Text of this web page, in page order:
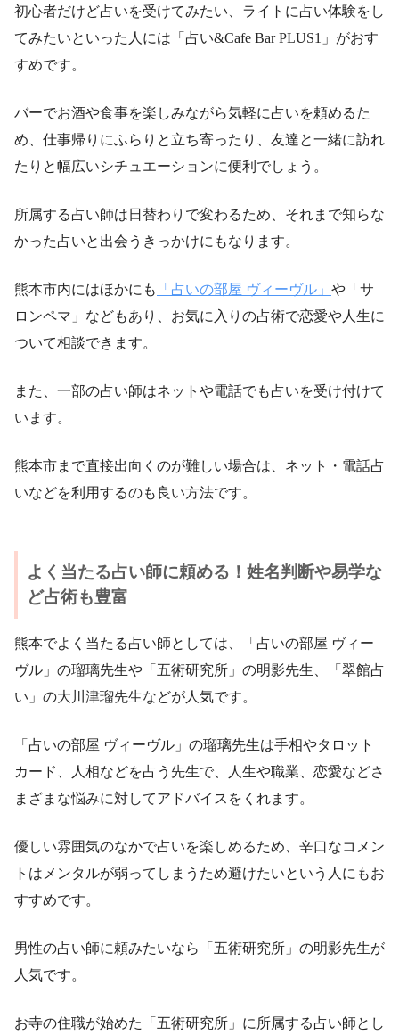
初心者だけど占いを受けてみたい、ライトに占い体験をし
てみたいといった人には「占い&Cafe Bar PLUS1」がおす
すめです。
バーでお酒や食事を楽しみながら気軽に占いを頼めるた
め、仕事帰りにふらりと立ち寄ったり、友達と一緒に訪れ
たりと幅広いシチュエーションに便利でしょう。
所属する占い師は日替わりで変わるため、それまで知らな
かった占いと出会うきっかけにもなります。
熊本市内にはほかにも 「占いの部屋 ヴィーヴル」 や「サ
ロンペマ」などもあり、お気に入りの占術で恋愛や人生に
ついて相談できます。
また、一部の占い師はネットや電話でも占いを受け付けて
います。
熊本市まで直接出向くのが難しい場合は、ネット・電話占
いなどを利用するのも良い方法です。
よく当たる占い師に頼める！姓名判断や易学な
ど占術も豊富
熊本でよく当たる占い師としては、「占いの部屋 ヴィー
ヴル」の瑠璃先生や「五術研究所」の明影先生、「翠館占
い」の大川津瑠先生などが人気です。
「占いの部屋 ヴィーヴル」の瑠璃先生は手相やタロット
カード、人相などを占う先生で、人生や職業、恋愛などさ
まざまな悩みに対してアドバイスをくれます。
優しい雰囲気のなかで占いを楽しめるため、辛口なコメン
トはメンタルが弱ってしまうため避けたいという人にもお
すすめです。
男性の占い師に頼みたいなら「五術研究所」の明影先生が
人気です。
お寺の住職が始めた「五術研究所」に所属する占い師とし